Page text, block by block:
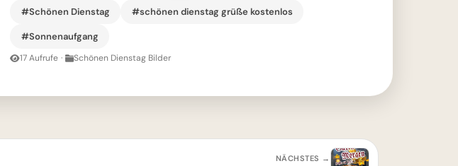
#Schönen Dienstag #schönen dienstag grüße kostenlos
#Sonnenaufgang
17 Aufrufe · Schönen Dienstag Bilder
NÄCHSTES →